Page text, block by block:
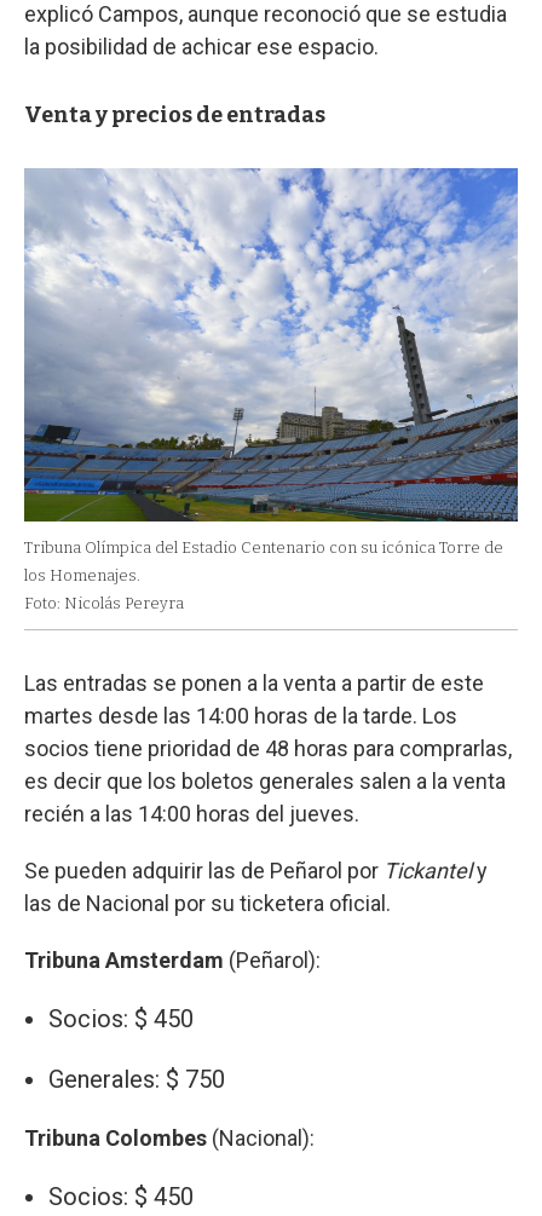
explicó Campos, aunque reconoció que se estudia
la posibilidad de achicar ese espacio.
Venta y precios de entradas
Tribuna Olímpica del Estadio Centenario con su icónica Torre de
los Homenajes.
Foto: Nicolás Pereyra
Las entradas se ponen a la venta a partir de este
martes desde las 14:00 horas de la tarde. Los
socios tiene prioridad de 48 horas para comprarlas,
es decir que los boletos generales salen a la venta
recién a las 14:00 horas del jueves.
Se pueden adquirir las de Peñarol por Tickantely
las de Nacional por su ticketera oficial.
Tribuna Amsterdam (Peñarol):
Socios: $ 450
Generales: $ 750
Tribuna Colombes (Nacional):
Socios: $ 450